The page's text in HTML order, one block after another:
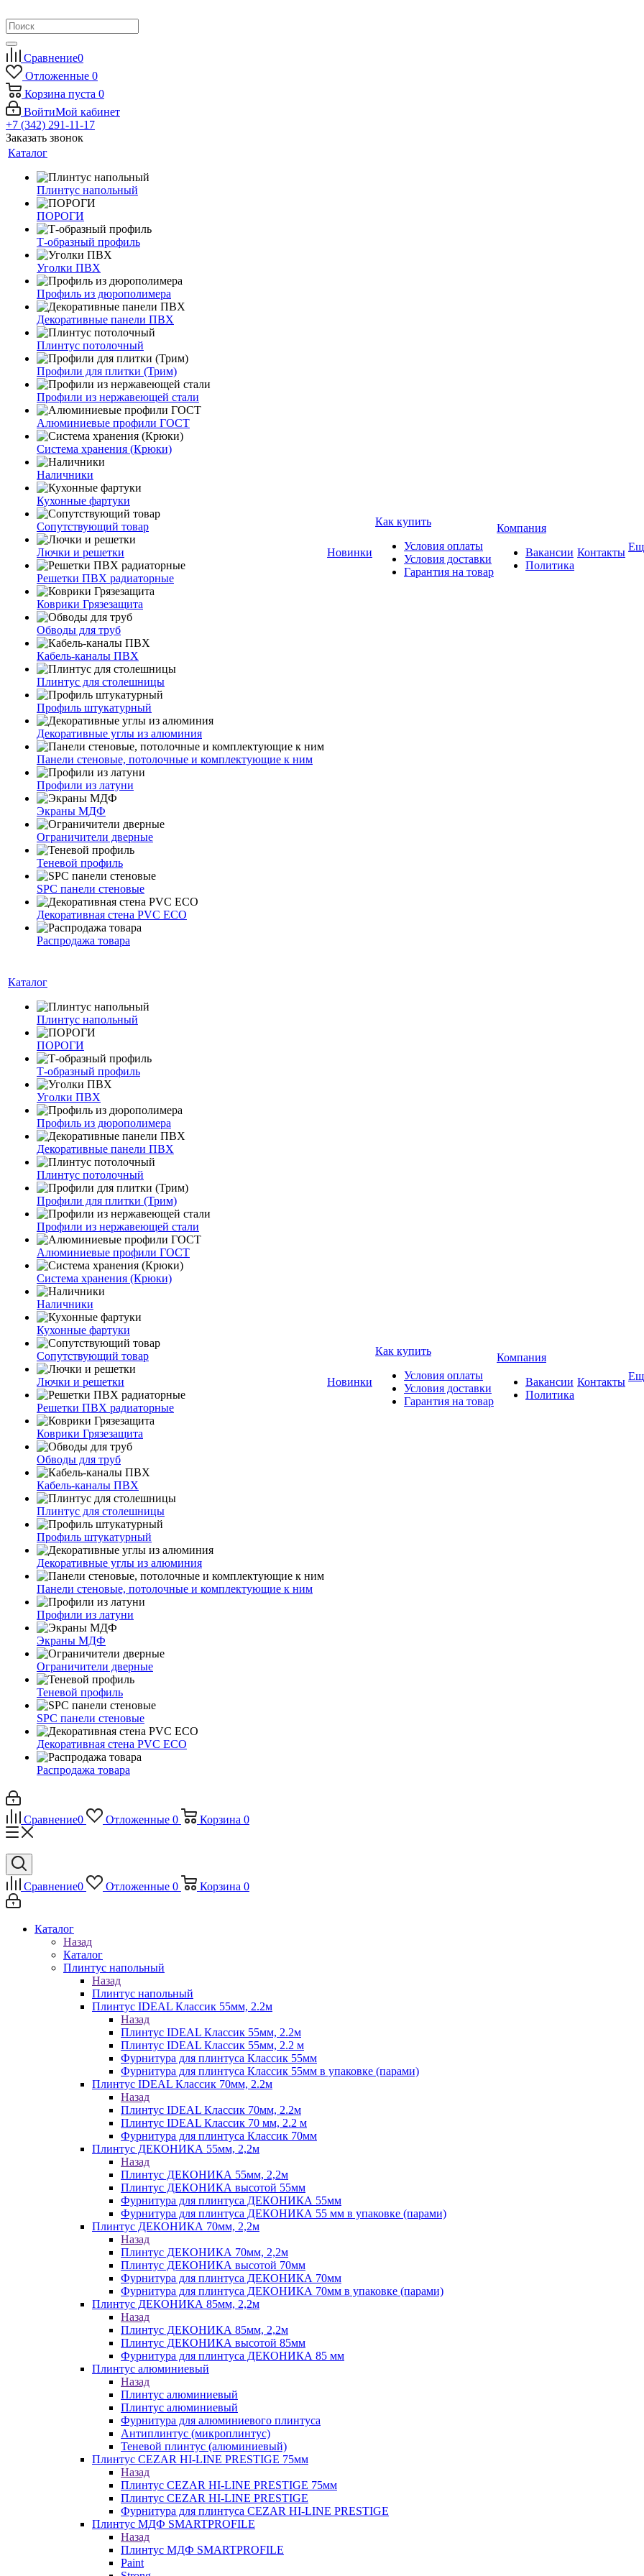
Сравнение0
Отложенные 0
Корзина пуста 0
ВойтиМой кабинет
+7 (342) 291-11-17
Заказать звонок
Каталог
Плинтус напольный
ПОРОГИ
Т-образный профиль
Уголки ПВХ
Профиль из дюрополимера
Декоративные панели ПВХ
Плинтус потолочный
Профили для плитки (Трим)
Профили из нержавеющей стали
Алюминиевые профили ГОСТ
Система хранения (Крюки)
Наличники
Кухонные фартуки
Сопутствующий товар
Лючки и решетки
Решетки ПВХ радиаторные
Коврики Грязезащита
Обводы для труб
Кабель-каналы ПВХ
Плинтус для столешницы
Профиль штукатурный
Декоративные углы из алюминия
Панели стеновые, потолочные и комплектующие к ним
Профили из латуни
Экраны МДФ
Ограничители дверные
Теневой профиль
SPC панели стеновые
Декоративная стена PVC ECO
Распродажа товара
Новинки
Как купить
Условия оплаты
Условия доставки
Гарантия на товар
Компания
Вакансии
Политика
Контакты
Каталог
Плинтус напольный
ПОРОГИ
Т-образный профиль
Уголки ПВХ
Профиль из дюрополимера
Декоративные панели ПВХ
Плинтус потолочный
Профили для плитки (Трим)
Профили из нержавеющей стали
Алюминиевые профили ГОСТ
Система хранения (Крюки)
Наличники
Кухонные фартуки
Сопутствующий товар
Лючки и решетки
Решетки ПВХ радиаторные
Коврики Грязезащита
Обводы для труб
Кабель-каналы ПВХ
Плинтус для столешницы
Профиль штукатурный
Декоративные углы из алюминия
Панели стеновые, потолочные и комплектующие к ним
Профили из латуни
Экраны МДФ
Ограничители дверные
Теневой профиль
SPC панели стеновые
Декоративная стена PVC ECO
Распродажа товара
Новинки
Как купить
Условия оплаты
Условия доставки
Гарантия на товар
Компания
Вакансии
Политика
Контакты
Сравнение0 Отложенные 0 Корзина 0
Сравнение0 Отложенные 0 Корзина 0
Каталог
Назад
Каталог
Плинтус напольный
Назад
Плинтус напольный
Плинтус IDEAL Классик 55мм, 2.2м
Назад
Плинтус IDEAL Классик 55мм, 2.2м
Плинтус IDEAL Классик 55мм, 2.2 м
Фурнитура для плинтуса Классик 55мм
Фурнитура для плинтуса Классик 55мм в упаковке (парами)
Плинтус IDEAL Классик 70мм, 2.2м
Назад
Плинтус IDEAL Классик 70мм, 2.2м
Плинтус IDEAL Классик 70 мм, 2.2 м
Фурнитура для плинтуса Классик 70мм
Плинтус ДЕКОНИКА 55мм, 2,2м
Назад
Плинтус ДЕКОНИКА 55мм, 2,2м
Плинтус ДЕКОНИКА высотой 55мм
Фурнитура для плинтуса ДЕКОНИКА 55мм
Фурнитура для плинтуса ДЕКОНИКА 55 мм в упаковке (парами)
Плинтус ДЕКОНИКА 70мм, 2,2м
Назад
Плинтус ДЕКОНИКА 70мм, 2,2м
Плинтус ДЕКОНИКА высотой 70мм
Фурнитура для плинтуса ДЕКОНИКА 70мм
Фурнитура для плинтуса ДЕКОНИКА 70мм в упаковке (парами)
Плинтус ДЕКОНИКА 85мм, 2,2м
Назад
Плинтус ДЕКОНИКА 85мм, 2,2м
Плинтус ДЕКОНИКА высотой 85мм
Фурнитура для плинтуса ДЕКОНИКА 85 мм
Плинтус алюминиевый
Назад
Плинтус алюминиевый
Плинтус алюминиевый
Фурнитура для алюминиевого плинтуса
Антиплинтус (микроплинтус)
Теневой плинтус (алюминиевый)
Плинтус CEZAR HI-LINE PRESTIGE 75мм
Назад
Плинтус CEZAR HI-LINE PRESTIGE 75мм
Плинтус CEZAR HI-LINE PRESTIGE
Фурнитура для плинтуса CEZAR HI-LINE PRESTIGE
Плинтус МДФ SMARTPROFILE
Назад
Плинтус МДФ SMARTPROFILE
Paint